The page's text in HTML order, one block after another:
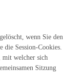
wenn Sie den
die Session-Cookies.
mit welcher sich
Sitzung